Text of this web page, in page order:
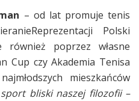
– od lat promuje tenis
Polski
poprzez własne
Cup czy Akademia Tenisa
mieszkańców
bliski naszej filozofii –